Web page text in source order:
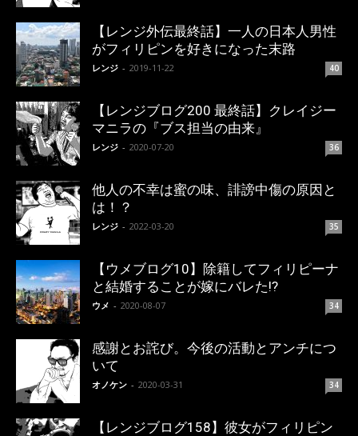
【レンジ外伝最終話】一人の日本人男性
がフィリピンを好きになった末路
レンジ - 2019-11-22 40
【レンジブログ200 最終話】クレイジー
マニラの『ブス担当の由来』
レンジ - 2020-07-20 36
他人の不幸は蜜の味、誹謗中傷の原因と
は！？
レンジ - 2022-03-20 35
【ウメブログ10】除籍してフィリピーナ
と結婚することが嫁にバレた!?
ウメ - 2020-08-07 34
感謝とお詫び。今後の活動とアンチにつ
いて
オノケン - 2020-03-31 34
【レンジブログ158】彼女がフィリピン